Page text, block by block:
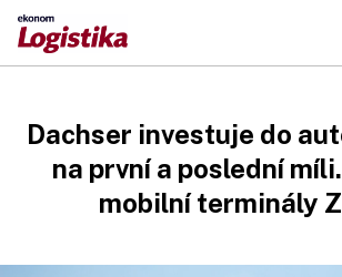
Dachser investuje do
na první a poslední
mobilní terminály